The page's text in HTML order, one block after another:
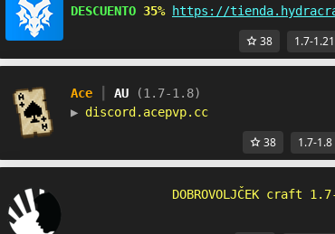
DESCUENTO 35% https://
38 1.7-1.21
Ace AU
(1.7-1.8)
▶ discord.acepvp.cc
38 1.7-1.8
DOBROVOLJČEK craft